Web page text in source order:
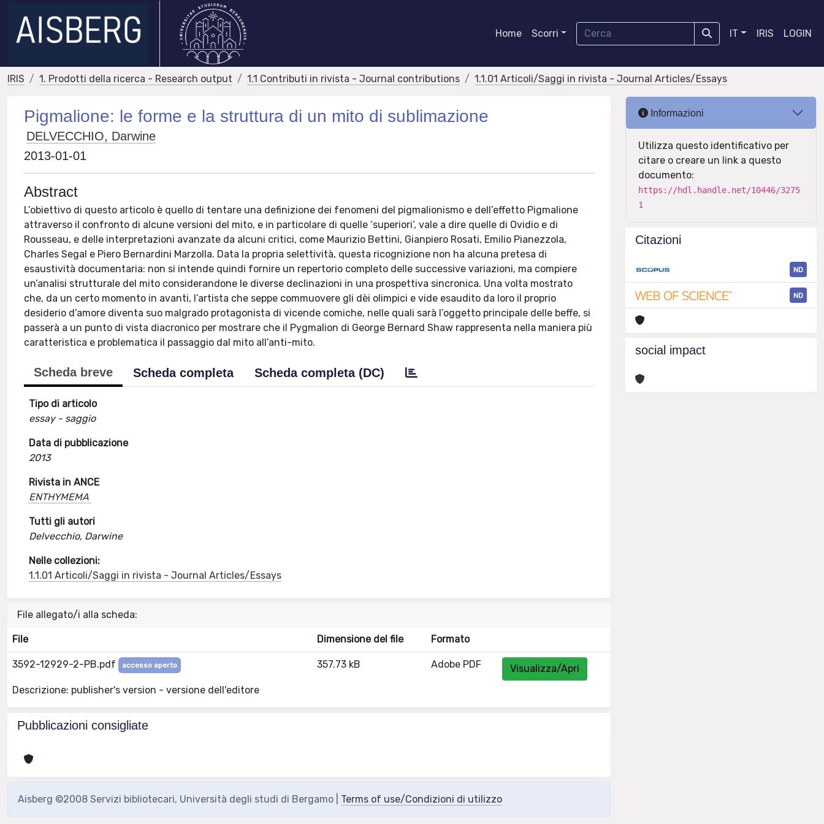
Home Scorri IT IRIS LOGIN
IRIS 1. Prodotti della ricerca - Research output 1.1 Contributi in rivista - Journal contributions 1.1.01 Articoli/Saggi in rivista - Journal Articles/Essays
Pigmalione: le forme e la struttura di un mito di sublimazione
DELVECCHIO, Darwine
2013-01-01
Abstract
L’obiettivo di questo articolo è quello di tentare una definizione dei fenomeni del pigmalionismo e dell’effetto Pigmalione
attraverso il confronto di alcune versioni del mito, e in particolare di quelle ‘superiori’, vale a dire quelle di Ovidio e di
Rousseau, e delle interpretazioni avanzate da alcuni critici, come Maurizio Bettini, Gianpiero Rosati, Emilio Pianezzola,
Charles Segal e Piero Bernardini Marzolla. Data la propria selettività, questa ricognizione non ha alcuna pretesa di
esaustività documentaria: non si intende quindi fornire un repertorio completo delle successive variazioni, ma compiere
un’analisi strutturale del mito considerandone le diverse declinazioni in una prospettiva sincronica. Una volta mostrato
che, da un certo momento in avanti, l’artista che seppe commuovere gli dèi olimpici e vide esaudito da loro il proprio
desiderio d’amore diventa suo malgrado protagonista di vicende comiche, nelle quali sarà l’oggetto principale delle beffe, si
passerà a un punto di vista diacronico per mostrare che il Pygmalion di George Bernard Shaw rappresenta nella maniera più
caratteristica e problematica il passaggio dal mito all’anti-mito.
Scheda breve Scheda completa Scheda completa (DC)
Tipo di articolo
essay - saggio
Data di pubblicazione
2013
Rivista in ANCE
ENTHYMEMA
Tutti gli autori
Delvecchio, Darwine
Nelle collezioni:
1.1.01 Articoli/Saggi in rivista - Journal Articles/Essays
File allegato/i alla scheda:
File Dimensione del file Formato
3592-12929-2-PB.pdf accesso aperto
Descrizione: publisher's version - versione dell'editore
357.73 kB Adobe PDF Visualizza/Apri
Pubblicazioni consigliate
Aisberg ©2008 Servizi bibliotecari, Università degli studi di Bergamo | Terms of use/Condizioni di utilizzo
Informazioni
Utilizza questo identificativo per
citare o creare un link a questo
documento:
https://hdl.handle.net/10446/3275
1
Citazioni
ND
ND
social impact